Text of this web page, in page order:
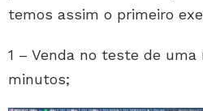
temos assim o primeiro
1 – Venda no teste de uma
minutos;